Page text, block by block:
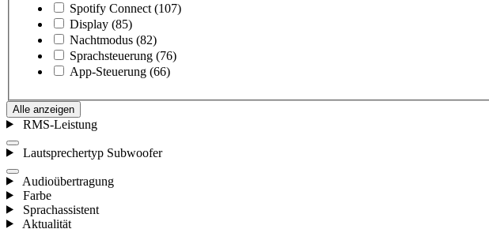
Spotify Connect (107)
Display (85)
Nachtmodus (82)
Sprachsteuerung (76)
App-Steuerung (66)
Alle anzeigen
RMS-Leistung
Lautsprechertyp Subwoofer
Audioübertragung
Farbe
Sprachassistent
Aktualität